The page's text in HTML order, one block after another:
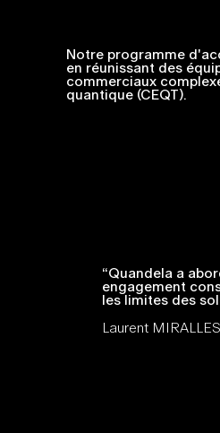
Notre programme
en réunissant des
commerciaux
quantique (CEQT).
“Quandela a
engagement
les limites des
Laurent